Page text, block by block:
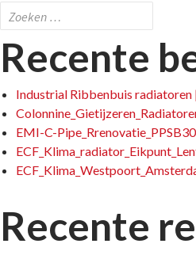
Zoeken
naar:
Recente
Industrial Ribbenbuis
EMI-C-
Recente